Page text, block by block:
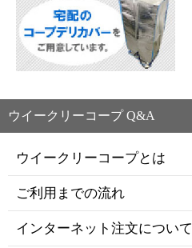
ウイークリーコープ Q&A
ウイークリーコープとは
ご利用までの流れ
インターネット注文について